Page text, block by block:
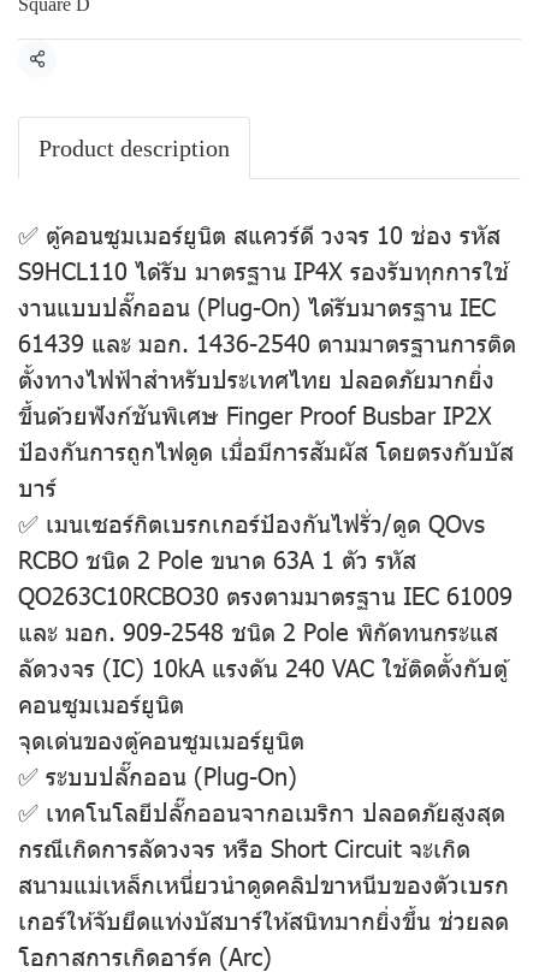
Square D
แชร์
Product description
✅ ตู้คอนซูมเมอร์ยูนิต สแควร์ดี วงจร 10 ช่อง รหัส
S9HCL110 ได้รับ มาตรฐาน IP4X รองรับทุกการใช้
งานแบบปลั๊กออน (Plug-On) ได้รับมาตรฐาน IEC
61439 และ มอก. 1436-2540 ตามมาตรฐานการติด
ตั้งทางไฟฟ้าสำหรับประเทศไทย ปลอดภัยมากยิ่ง
ขึ้นด้วยฟังก์ชันพิเศษ Finger Proof Busbar IP2X
ป้องกันการถูกไฟดูด เมื่อมีการสัมผัส โดยตรงกับบัส
บาร์
✅ เมนเซอร์กิตเบรกเกอร์ป้องกันไฟรั่ว/ดูด QOvs
RCBO ชนิด 2 Pole ขนาด 63A 1 ตัว รหัส
QO263C10RCBO30 ตรงตามมาตรฐาน IEC 61009
และ มอก. 909-2548 ชนิด 2 Pole พิกัดทนกระแส
ลัดวงจร (IC) 10kA แรงดัน 240 VAC ใช้ติดตั้งกับตู้
คอนซูมเมอร์ยูนิต
จุดเด่นของตู้คอนซูมเมอร์ยูนิต
✅ ระบบปลั๊กออน (Plug-On)
✅ เทคโนโลยีปลั๊กออนจากอเมริกา ปลอดภัยสูงสุด
กรณีเกิดการลัดวงจร หรือ Short Circuit จะเกิด
สนามแม่เหล็กเหนี่ยวนำดูดคลิปขาหนีบของตัวเบรก
เกอร์ให้จับยึดแท่งบัสบาร์ให้สนิทมากยิ่งขึ้น ช่วยลด
โอกาสการเกิดอาร์ค (Arc)